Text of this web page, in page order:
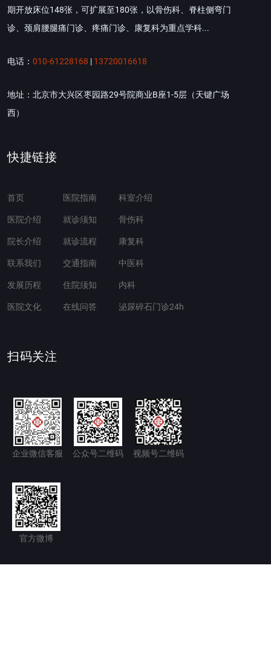
期开放床位148张，可扩展至180张，以骨伤科、脊柱侧弯门
诊、颈肩腰腿痛门诊、疼痛门诊、康复科为重点学科...
电话： 010-61228168 | 13720016618
地址：北京市大兴区枣园路29号院商业B座1-5层（天键广场
西）
快捷链接
首页
医院介绍
院长介绍
联系我们
发展历程
医院文化
医院指南
就诊须知
就诊流程
交通指南
住院须知
在线问答
科室介绍
骨伤科
康复科
中医科
内科
泌尿碎石门诊24h
扫码关注
企业微信客服 公众号二维码 视频号二维码
官方微博